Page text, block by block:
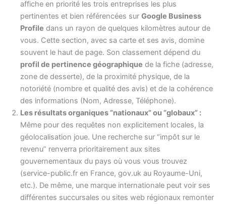
affiche en priorité les trois entreprises les plus
pertinentes et bien référencées sur Google Business
Profile dans un rayon de quelques kilomètres autour de
vous. Cette section, avec sa carte et ses avis, domine
souvent le haut de page. Son classement dépend du
profil de pertinence géographique de la fiche (adresse,
zone de desserte), de la proximité physique, de la
notoriété (nombre et qualité des avis) et de la cohérence
des informations (Nom, Adresse, Téléphone).
Les résultats organiques “nationaux” ou “globaux” :
Même pour des requêtes non explicitement locales, la
géolocalisation joue. Une recherche sur “impôt sur le
revenu” renverra prioritairement aux sites
gouvernementaux du pays où vous vous trouvez
(service-public.fr en France, gov.uk au Royaume-Uni,
etc.). De même, une marque internationale peut voir ses
différentes succursales ou sites web régionaux remonter